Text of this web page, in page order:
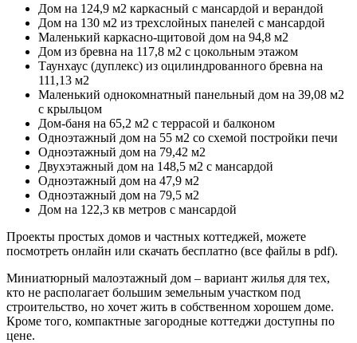
Дом на 124,9 м2 каркасный с мансардой и верандой
Дом на 130 м2 из трехслойных панелей с мансардой
Маленький каркасно-щитовой дом на 94,8 м2
Дом из бревна на 117,8 м2 с цокольным этажом
Таунхаус (дуплекс) из оцилиндрованного бревна на
111,13 м2
Маленький однокомнатный панельный дом на 39,08 м2
с крыльцом
Дом-баня на 65,2 м2 с террасой и балконом
Одноэтажный дом на 55 м2 со схемой постройки печи
Одноэтажный дом на 79,42 м2
Двухэтажный дом на 148,5 м2 с мансардой
Одноэтажный дом на 47,9 м2
Одноэтажный дом на 79,5 м2
Дом на 122,3 кв метров с мансардой
Проекты простых домов и частных коттеджей, можете
посмотреть онлайн или скачать бесплатно (все файлы в pdf).
Миниатюрный малоэтажный дом – вариант жилья для тех,
кто не располагает большим земельным участком под
строительство, но хочет жить в собственном хорошем доме.
Кроме того, компактные загородные коттеджи доступны по
цене.